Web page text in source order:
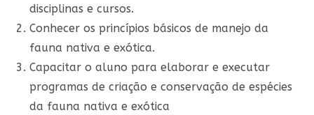
disciplinas e cursos.
Conhecer os princípios básicos de manejo da
fauna nativa e exótica.
Capacitar o aluno para elaborar e executar
programas de criação e conservação de espécies
da fauna nativa e exótica